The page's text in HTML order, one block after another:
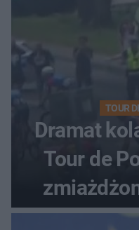
TOUR
Dramat
Tour de
przed